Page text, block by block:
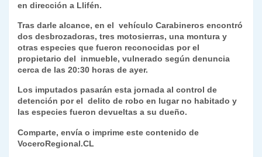
en dirección a Llifén.
Tras darle alcance, en el vehículo Carabineros encontró
dos desbrozadoras, tres motosierras, una montura y
otras especies que fueron reconocidas por el
propietario del inmueble, vulnerado según denuncia
cerca de las 20:30 horas de ayer.
Los imputados pasarán esta jornada al control de
detención por el delito de robo en lugar no habitado y
las especies fueron devueltas a su dueño.
Comparte, envía o imprime este contenido de
VoceroRegional.CL